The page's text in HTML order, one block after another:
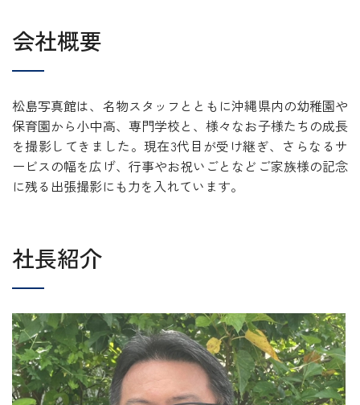
会社概要
松島写真館は、名物スタッフとともに沖縄県内の幼稚園や
保育園から小中高、専門学校と、様々なお子様たちの成長
を撮影してきました。現在3代目が受け継ぎ、さらなるサ
ービスの幅を広げ、行事やお祝いごとなどご家族様の記念
に残る出張撮影にも力を入れています。
社長紹介